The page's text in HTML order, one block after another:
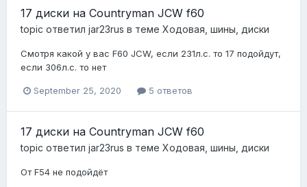
17 диски на Countryman JCW f60
topic ответил jar23rus в теме Ходовая, шины, диски
Смотря какой у вас F60 JCW, если 231л.с. то 17 подойдут,
если 306л.с. то нет
September 25, 2020 5 ответов
17 диски на Countryman JCW f60
topic ответил jar23rus в теме Ходовая, шины, диски
От F54 не подойдёт